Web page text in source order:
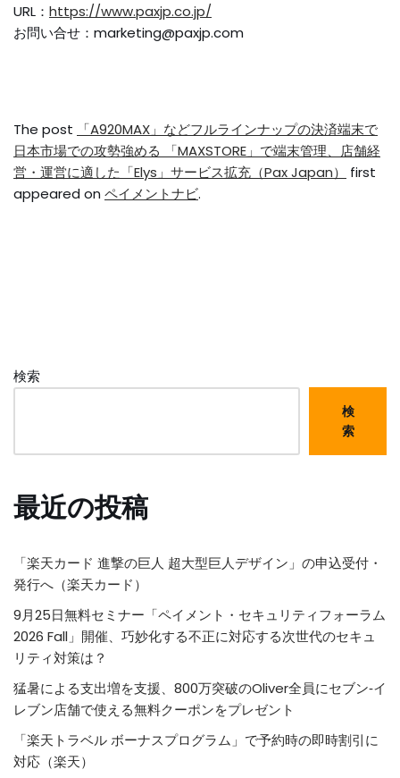
URL： https://www.paxjp.co.jp/
お問い合せ：marketing@paxjp.com
The post
「A920MAX」などフルラインナップの決済端末で
日本市場での攻勢強める 「MAXSTORE」で端末管理、店舗経
営・運営に適した「Elys」サービス拡充（Pax Japan）
first
appeared on ペイメントナビ.
検索
検
索
最近の投稿
「楽天カード 進撃の巨人 超大型巨人デザイン」の申込受付・
発行へ（楽天カード）
9月25日無料セミナー「ペイメント・セキュリティフォーラム
2026 Fall」開催、巧妙化する不正に対応する次世代のセキュ
リティ対策は？
猛暑による支出増を支援、800万突破のOliver全員にセブン‐イ
レブン店舗で使える無料クーポンをプレゼント
「楽天トラベル ボーナスプログラム」で予約時の即時割引に
対応（楽天）